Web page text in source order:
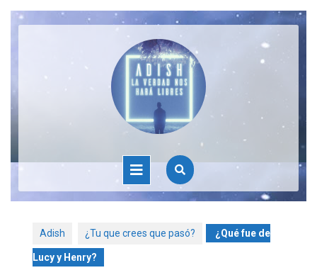
Adish ¿Tu que crees que pasó? ¿Qué fue de
Lucy y Henry?